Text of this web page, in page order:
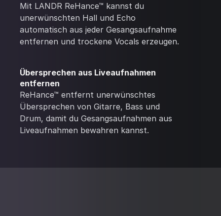
Mit LANDR ReHance™ kannst du
unerwünschten Hall und Echo
automatisch aus jeder Gesangsaufnahme
entfernen und trockene Vocals erzeugen.
Übersprechen aus Liveaufnahmen
entfernen
ReHance™ entfernt unerwünschtes
Übersprechen von Gitarre, Bass und
Drum, damit du Gesangsaufnahmen aus
Liveaufnahmen bewahren kannst.